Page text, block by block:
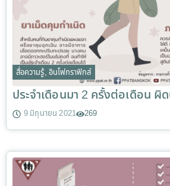
สื่อความรู้, อินโฟกราฟิกส์
ประจำเดือนมา 2 ครั้งต่อเดือน ผิ
9 มิถุนายน 2021 269